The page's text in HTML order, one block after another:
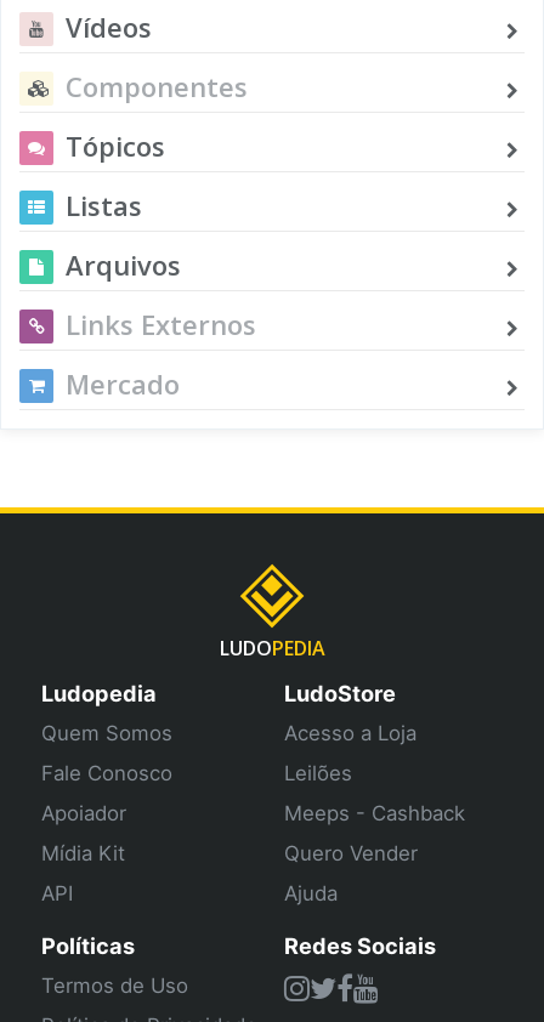
Vídeos
Componentes
Tópicos
Listas
Arquivos
Links Externos
Mercado
LUDOPEDIA
Ludopedia
Quem Somos
Fale Conosco
Apoiador
Mídia Kit
API
LudoStore
Acesso a Loja
Leilões
Meeps - Cashback
Quero Vender
Ajuda
Políticas
Termos de Uso
Redes Sociais